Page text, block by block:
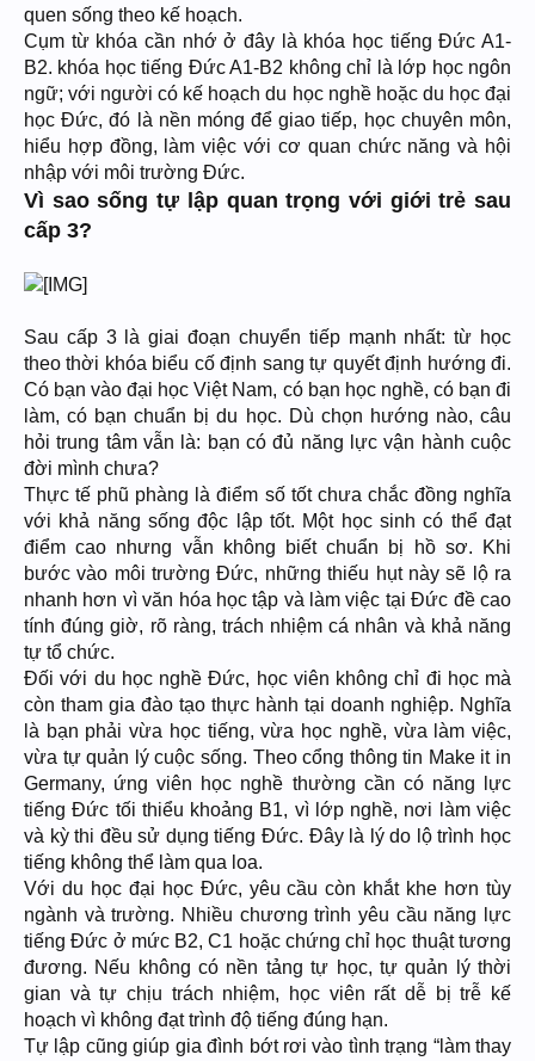
quen sống theo kế hoạch.
Cụm từ khóa cần nhớ ở đây là khóa học tiếng Đức A1-
B2. khóa học tiếng Đức A1-B2 không chỉ là lớp học ngôn
ngữ; với người có kế hoạch du học nghề hoặc du học đại
học Đức, đó là nền móng để giao tiếp, học chuyên môn,
hiểu hợp đồng, làm việc với cơ quan chức năng và hội
nhập với môi trường Đức.
Vì sao sống tự lập quan trọng với giới trẻ sau
cấp 3?
Sau cấp 3 là giai đoạn chuyển tiếp mạnh nhất: từ học
theo thời khóa biểu cố định sang tự quyết định hướng đi.
Có bạn vào đại học Việt Nam, có bạn học nghề, có bạn đi
làm, có bạn chuẩn bị du học. Dù chọn hướng nào, câu
hỏi trung tâm vẫn là: bạn có đủ năng lực vận hành cuộc
đời mình chưa?
Thực tế phũ phàng là điểm số tốt chưa chắc đồng nghĩa
với khả năng sống độc lập tốt. Một học sinh có thể đạt
điểm cao nhưng vẫn không biết chuẩn bị hồ sơ. Khi
bước vào môi trường Đức, những thiếu hụt này sẽ lộ ra
nhanh hơn vì văn hóa học tập và làm việc tại Đức đề cao
tính đúng giờ, rõ ràng, trách nhiệm cá nhân và khả năng
tự tổ chức.
Đối với du học nghề Đức, học viên không chỉ đi học mà
còn tham gia đào tạo thực hành tại doanh nghiệp. Nghĩa
là bạn phải vừa học tiếng, vừa học nghề, vừa làm việc,
vừa tự quản lý cuộc sống. Theo cổng thông tin Make it in
Germany, ứng viên học nghề thường cần có năng lực
tiếng Đức tối thiểu khoảng B1, vì lớp nghề, nơi làm việc
và kỳ thi đều sử dụng tiếng Đức. Đây là lý do lộ trình học
tiếng không thể làm qua loa.
Với du học đại học Đức, yêu cầu còn khắt khe hơn tùy
ngành và trường. Nhiều chương trình yêu cầu năng lực
tiếng Đức ở mức B2, C1 hoặc chứng chỉ học thuật tương
đương. Nếu không có nền tảng tự học, tự quản lý thời
gian và tự chịu trách nhiệm, học viên rất dễ bị trễ kế
hoạch vì không đạt trình độ tiếng đúng hạn.
Tự lập cũng giúp gia đình bớt rơi vào tình trạng “làm thay